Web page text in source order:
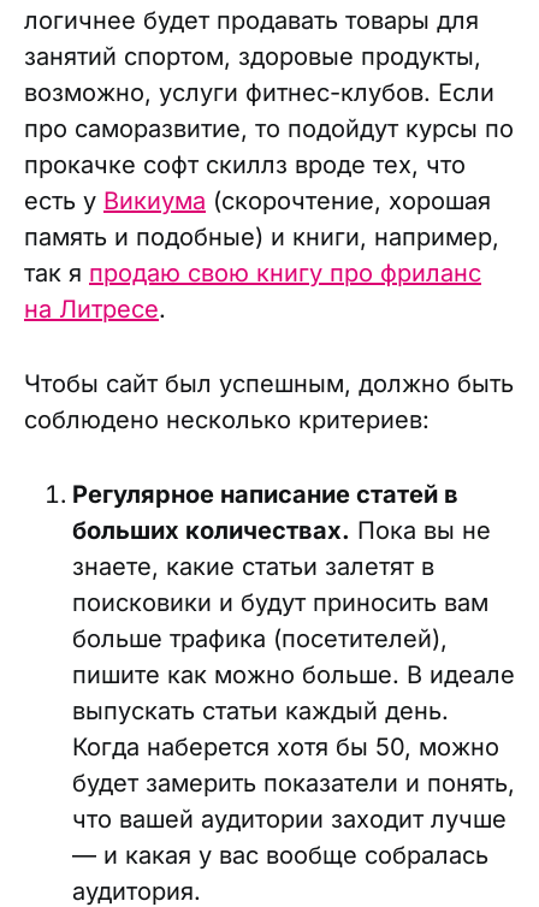
логичнее будет продавать товары для
занятий спортом, здоровые продукты,
возможно, услуги фитнес-клубов. Если
про саморазвитие, то подойдут курсы по
прокачке софт скиллз вроде тех, что
есть у Викиума (скорочтение, хорошая
память и подобные) и книги, например,
так я продаю свою книгу про фриланс
на Литресе.
Чтобы сайт был успешным, должно быть
соблюдено несколько критериев:
Регулярное написание статей в
больших количествах. Пока вы не
знаете, какие статьи залетят в
поисковики и будут приносить вам
больше трафика (посетителей),
пишите как можно больше. В идеале
выпускать статьи каждый день.
Когда наберется хотя бы 50, можно
будет замерить показатели и понять,
что вашей аудитории заходит лучше
— и какая у вас вообще собралась
аудитория.